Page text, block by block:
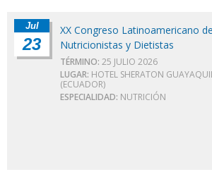
Jul
23
XX Congreso Latinoamericano de
Nutricionistas y Dietistas
TÉRMINO: 25 JULIO 2026
LUGAR: HOTEL SHERATON
(ECUADOR)
ESPECIALIDAD: NUTRICIÓN